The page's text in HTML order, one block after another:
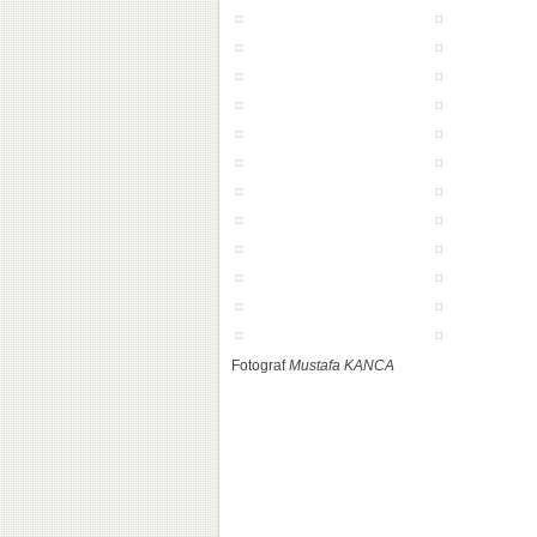
FotografMustafa KANCA